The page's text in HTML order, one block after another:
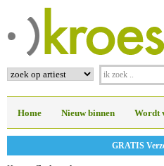
Home Nieuw binnen Wordt
GRATIS